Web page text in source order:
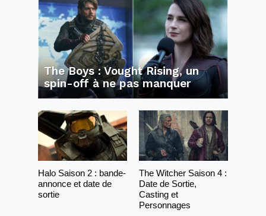
The Boys : Vought Rising, un
spin-off à ne pas manquer
Halo Saison 2 : bande-
annonce et date de
sortie
The Witcher Saison 4 :
Date de Sortie,
Casting et
Personnages